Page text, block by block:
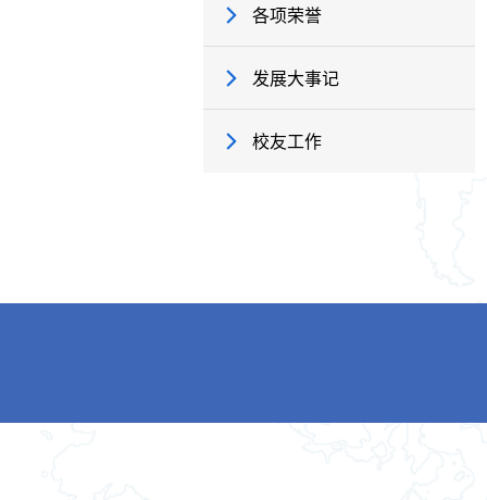
各项荣誉
发展大事记
校友工作